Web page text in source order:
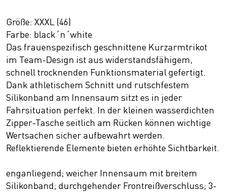
Größe: XXXL (46)
Farbe: black´n´white
Das frauenspezifisch geschnittene Kurzarmtrikot
im Team-Design ist aus widerstandsfähigem,
schnell trocknenden Funktionsmaterial gefertigt.
Dank athletischem Schnitt und rutschfestem
Silikonband am Innensaum sitzt es in jeder
Fahrsituation perfekt. In der kleinen wasserdichten
Zipper-Tasche seitlich am Rücken können wichtige
Wertsachen sicher aufbewahrt werden.
Reflektierende Elemente bieten erhöhte Sichtbarkeit.
enganliegend; weicher Innensaum mit breitem
Silikonband; durchgehender Frontreißverschluss; 3-